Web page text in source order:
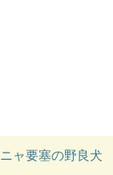
ャ要塞の野良犬